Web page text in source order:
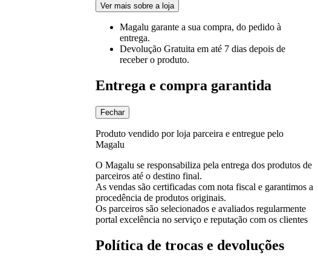
Ver mais sobre a loja
Magalu garante a sua compra, do pedido à
entrega.
Devolução Gratuita em até 7 dias depois de
receber o produto.
Entrega e compra garantida
Fechar
Produto vendido por loja parceira e entregue pelo
Magalu
O Magalu se responsabiliza pela entrega dos produtos de
parceiros até o destino final.
As vendas são certificadas com nota fiscal e garantimos a
procedência de produtos originais.
Os parceiros são selecionados e avaliados regularmente
portal excelência no serviço e reputação com os clientes
Política de trocas e devoluções